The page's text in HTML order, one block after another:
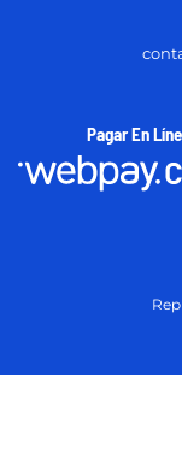
Pagar En